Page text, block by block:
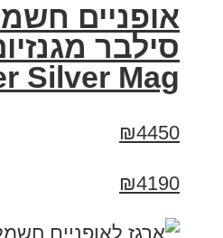
אופניים
Silver Mag
₪4450
₪4190